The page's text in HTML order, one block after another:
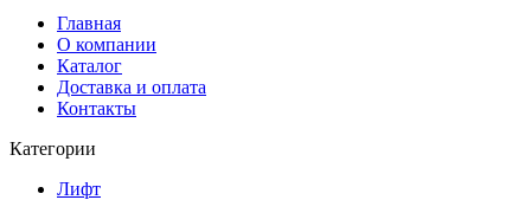
Главная
О компании
Каталог
Доставка и оплата
Контакты
Категории
Лифт